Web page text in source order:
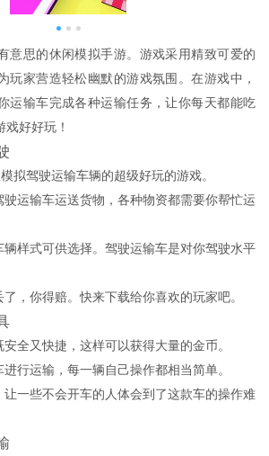
意思的休闲模拟手游。游戏采用精致可爱的
玩家营造轻松幽默的游戏氛围。在游戏中，
运输车完成各种运输任务，让你每天都能吃
好好玩！
拟驾驶运输车辆的超级好玩的游戏。
运输车运送货物，各种物资都需要你帮忙运
样式可供选择。驾驶运输车是对你驾驶水平
，你得赔。快来下载给你喜欢的玩家吧。
全又快捷，这样可以获得大量的金币。
行运输，每一辆自己操作都相当简单。
一些不会开车的人体会到了这款车的操作难